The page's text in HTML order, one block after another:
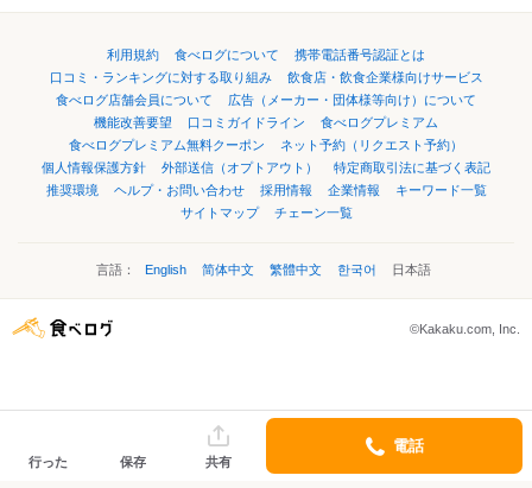
利用規約 食べログについて
携帯電話番号認証とは
口コミ・ランキングに対する取り組み
飲食店・飲食企業様向けサービス
食べログ店舗会員について
広告（メーカー・団体様等向け）について
機能改善要望
口コミガイドライン
食べログプレミアム
食べログプレミアム無料クーポン
ネット予約（リクエスト予約）
個人情報保護方針
外部送信（オプトアウト）
特定商取引法に基づく表記
推奨環境
ヘルプ・お問い合わせ 採用情報 企業情報
キーワード一覧
サイトマップ
チェーン一覧
言語： English 简体中文 繁體中文 한국어 日本語
©Kakaku.com, Inc.
行った 保存 共有
電話